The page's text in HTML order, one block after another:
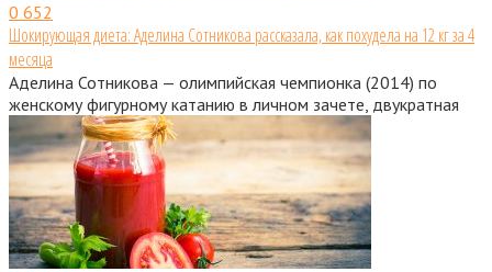
0 652
Шокирующая диета: Аделина Сотникова рассказала, как похудела на 12 кг за 4
месяца
Аделина Сотникова — олимпийская чемпионка (2014) по
женскому фигурному катанию в личном зачете, двукратная